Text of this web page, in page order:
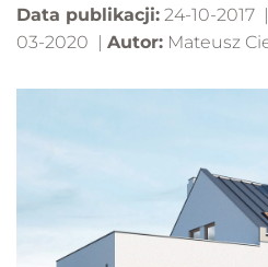
Data publikacji: 24-10-2017 |
03-2020 | Autor: Mateusz